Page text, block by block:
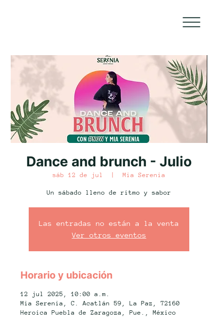
Dance and brunch - Julio
sáb 12 de jul
  |
Mia Serenia
Un sábado lleno de ritmo y sabor
Las entradas no están a la venta
Ver otros eventos
Horario y ubicación
12 jul 2025, 10:00 a.m.
Mia Serenia, C. Acatlán 59, La Paz, 72160
Heroica Puebla de Zaragoza, Pue., México